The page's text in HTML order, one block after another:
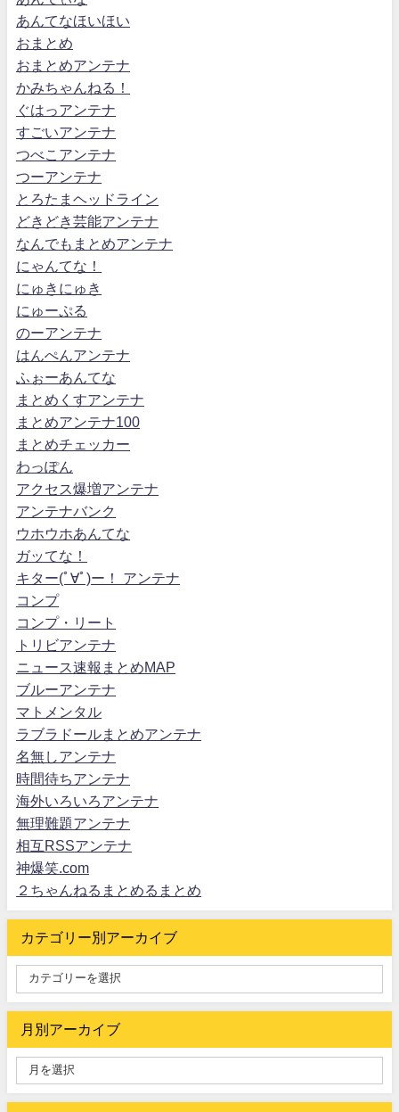
あんてなほいほい
おまとめ
おまとめアンテナ
かみちゃんねる！
ぐはっアンテナ
すごいアンテナ
つべこアンテナ
つーアンテナ
とろたまヘッドライン
どきどき芸能アンテナ
なんでもまとめアンテナ
にゃんてな！
にゅきにゅき
にゅーぷる
のーアンテナ
はんぺんアンテナ
ふぉーあんてな
まとめくすアンテナ
まとめアンテナ100
まとめチェッカー
わっぽん
アクセス爆増アンテナ
アンテナバンク
ウホウホあんてな
ガッてな！
キター(ﾟ∀ﾟ)ー！ アンテナ
コンプ
コンプ・リート
トリビアンテナ
ニュース速報まとめMAP
ブルーアンテナ
マトメンタル
ラブラドールまとめアンテナ
名無しアンテナ
時間待ちアンテナ
海外いろいろアンテナ
無理難題アンテナ
相互RSSアンテナ
神爆笑.com
２ちゃんねるまとめるまとめ
カテゴリー別アーカイブ
月別アーカイブ